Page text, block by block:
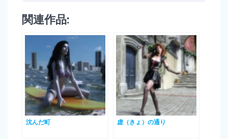
関連作品:
沈んだ町 虚（きょ）の通り